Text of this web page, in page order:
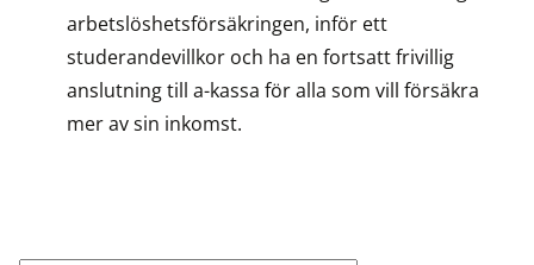
arbetslöshetsförsäkringen, inför ett
studerandevillkor och ha en fortsatt frivillig
anslutning till a-kassa för alla som vill försäkra
mer av sin inkomst.